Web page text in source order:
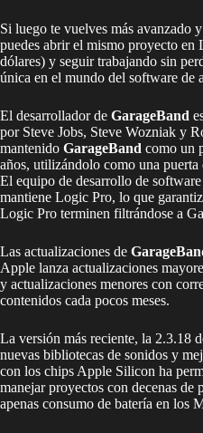
Si luego te vuelves más avanzado
puedes abrir el mismo proyecto en
dólares) y seguir trabajando sin
única en el mundo del software de
El desarrollador de GarageBand
por Steve Jobs, Steve Wozniak y
mantenido GarageBand como un
años, utilizándolo como una puerta
El equipo de desarrollo de
mantiene Logic Pro, lo que
Logic Pro terminen filtrándose a
Las actualizaciones de
Apple lanza actualizaciones
y actualizaciones menores con
contenidos cada pocos meses.
La versión más reciente, la 2.3.18
nuevas bibliotecas de sonidos y
con los chips Apple Silicon ha
manejar proyectos con decenas de
apenas consumo de batería en los